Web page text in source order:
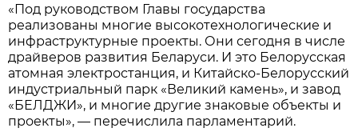
«Под руководством Главы государства
реализованы многие высокотехнологические и
инфраструктурные проекты. Они сегодня в числе
драйверов развития Беларуси. И это Белорусская
атомная электростанция, и Китайско-Белорусский
индустриальный парк «Великий камень», и завод
«БЕЛДЖИ», и многие другие знаковые объекты и
проекты», — перечислила парламентарий.